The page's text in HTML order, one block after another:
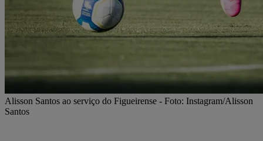
Alisson Santos ao serviço do Figueirense - Foto: Instagram/Alisson
Santos